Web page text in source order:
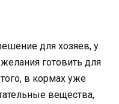
для хозяев, у
готовить для
в кормах уже
вещества,